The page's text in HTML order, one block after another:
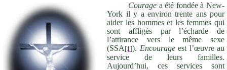
Courage a été fondée à New-
York il y a environ trente ans pour
aider les hommes et les femmes qui
sont affligés par l’écharde de
l’attirance vers le même sexe
(SSA [1]). Encourageest l’œuvre au
service de leurs familles.
Aujourd’hui, ces services sont